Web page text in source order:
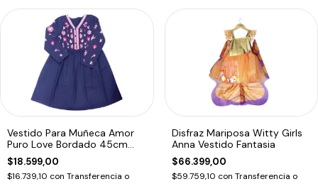
Vestido Para Muñeca Amor
Puro Love Bordado 45cm
Witty Girls
$18.599,00
$16.739,10 con Transferencia o
Disfraz Mariposa Witty Girls
Anna Vestido Fantasia
$66.399,00
$59.759,10 con Transferencia o